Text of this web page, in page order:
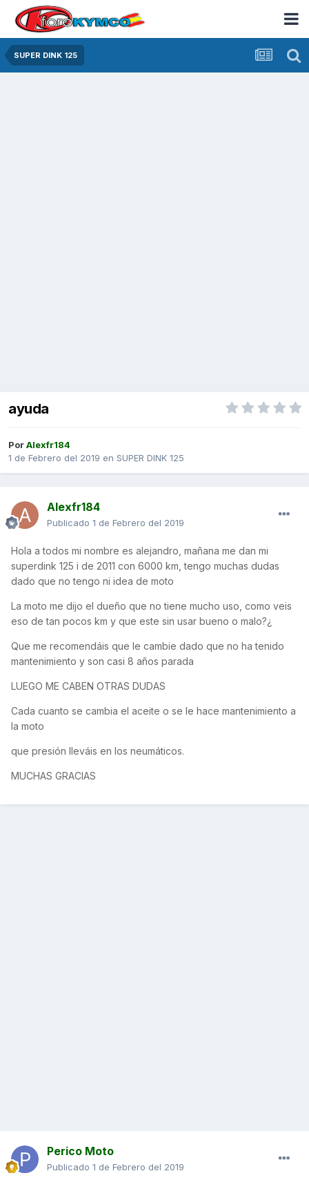
SUPER DINK 125
ayuda
PorAlexfr184
1 de Febrero del 2019 en SUPER DINK 125
Alexfr184
Publicado 1 de Febrero del 2019
Hola a todos mi nombre es alejandro, mañana me dan mi
superdink 125 i de 2011 con 6000 km, tengo muchas dudas
dado que no tengo ni idea de moto
La moto me dijo el dueño que no tiene mucho uso, como veis
eso de tan pocos km y que este sin usar bueno o malo?¿
Que me recomendáis que le cambie dado que no ha tenido
mantenimiento y son casi 8 años parada
LUEGO ME CABEN OTRAS DUDAS
Cada cuanto se cambia el aceite o se le hace mantenimiento a
la moto
que presión lleváis en los neumáticos.
MUCHAS GRACIAS
Perico Moto
Publicado 1 de Febrero del 2019